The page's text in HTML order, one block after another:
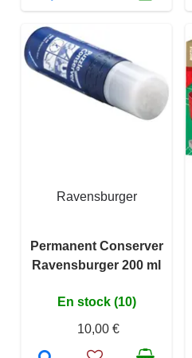
Ravensburger
Permanent Conserver
Ravensburger 200 ml
En stock (10)
10,00 €